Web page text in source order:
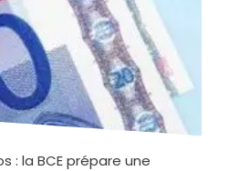
: la BCE prépare une